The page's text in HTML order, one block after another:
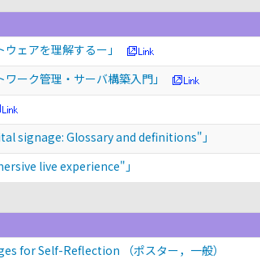
ェアを理解するー」
ーク管理・サーバ構築入門」
signage: Glossary and definitions"」
live experience"」
for Self-Reflection
（ポスター，一般）